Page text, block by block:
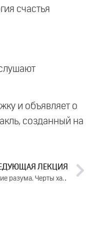
счастья
и объявляет о
созданный на
ЛЕКЦИЯ
Развитие разума. Черты характера, связанные с разумом. День 2. Часть 1 (2015)